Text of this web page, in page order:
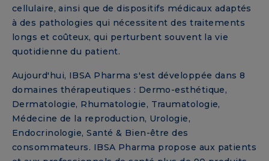
cellulaire, ainsi que de dispositifs médicaux adaptés
à des pathologies qui nécessitent des traitements
longs et coûteux, qui perturbent souvent la vie
quotidienne du patient.
Aujourd'hui, IBSA Pharma s'est développée dans 8
domaines thérapeutiques : Dermo-esthétique,
Dermatologie, Rhumatologie, Traumatologie,
Médecine de la reproduction, Urologie,
Endocrinologie, Santé & Bien-être des
consommateurs. IBSA Pharma propose aux patients